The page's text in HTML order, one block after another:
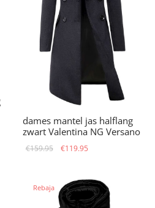
dames mantel jas halflang
zwart Valentina NG Versano
€159.95
El precio
€159.95.
€119.95
es:
€119.95.
Rebaja